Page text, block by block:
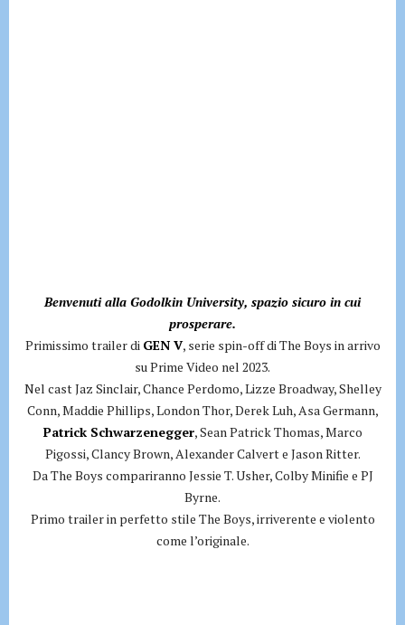
Benvenuti alla Godolkin University, spazio sicuro in cui
prosperare.
Primissimo trailer di GEN V, serie spin-off di The Boys in arrivo
su Prime Video nel 2023.
Nel cast Jaz Sinclair, Chance Perdomo, Lizze Broadway, Shelley
Conn, Maddie Phillips, London Thor, Derek Luh, Asa Germann,
Patrick Schwarzenegger, Sean Patrick Thomas, Marco
Pigossi, Clancy Brown, Alexander Calvert e Jason Ritter.
Da The Boys compariranno Jessie T. Usher, Colby Minifie e PJ
Byrne.
Primo trailer in perfetto stile The Boys, irriverente e violento
come l’originale.